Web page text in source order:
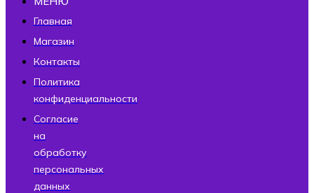
Главная
Магазин
Контакты
Политика
конфиденциальности
Согласие
на
обработку
персональных
данных